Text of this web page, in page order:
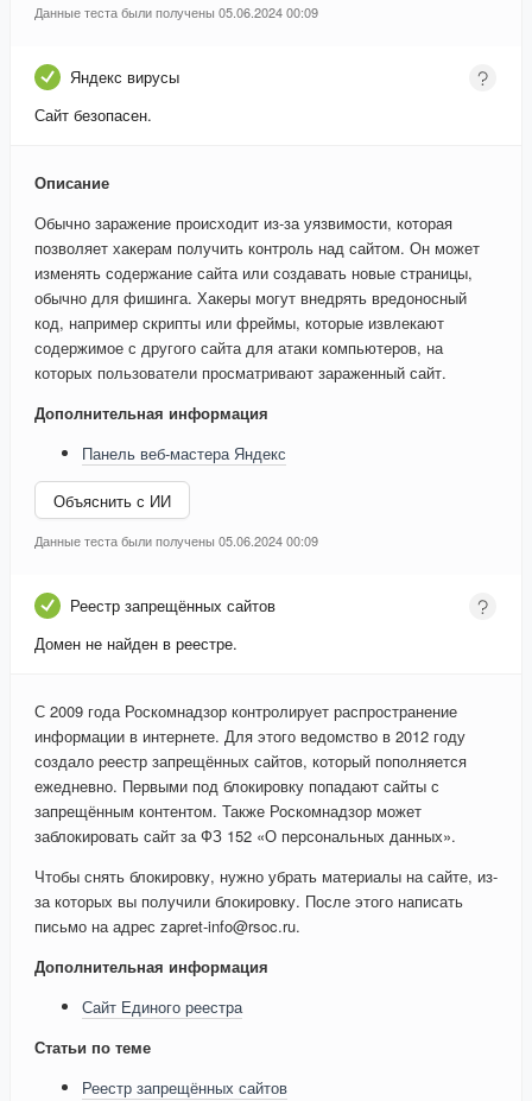
Данные теста были получены 05.06.2024 00:09
Яндекс вирусы
Сайт безопасен.
Описание
Обычно заражение происходит из-за уязвимости, которая
позволяет хакерам получить контроль над сайтом. Он может
изменять содержание сайта или создавать новые страницы,
обычно для фишинга. Хакеры могут внедрять вредоносный
код, например скрипты или фреймы, которые извлекают
содержимое с другого сайта для атаки компьютеров, на
которых пользователи просматривают зараженный сайт.
Дополнительная информация
Панель веб-мастера Яндекс
Объяснить с ИИ
Данные теста были получены 05.06.2024 00:09
Реестр запрещённых сайтов
Домен не найден в реестре.
С 2009 года Роскомнадзор контролирует распространение
информации в интернете. Для этого ведомство в 2012 году
создало реестр запрещённых сайтов, который пополняется
ежедневно. Первыми под блокировку попадают сайты с
запрещённым контентом. Также Роскомнадзор может
заблокировать сайт за ФЗ 152 «О персональных данных».
Чтобы снять блокировку, нужно убрать материалы на сайте, из-
за которых вы получили блокировку. После этого написать
письмо на адрес zapret-info@rsoc.ru.
Дополнительная информация
Сайт Единого реестра
Статьи по теме
Реестр запрещённых сайтов